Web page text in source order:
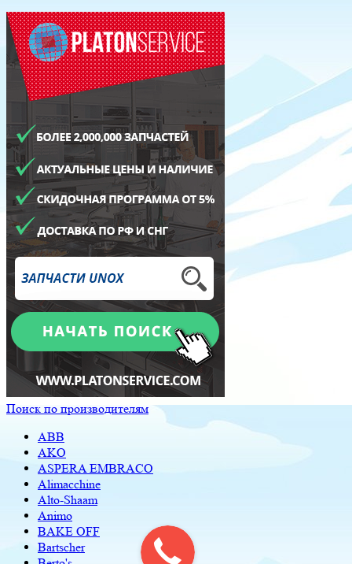
Поиск по производителям
ABB
AKO
ASPERA EMBRACO
Alimacchine
Alto-Shaam
Animo
BAKE OFF
Bartscher